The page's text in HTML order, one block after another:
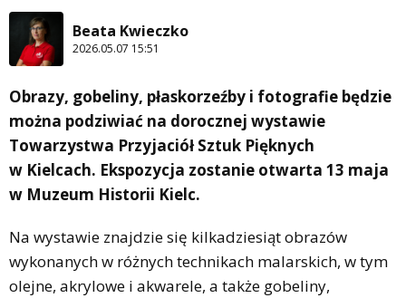
Beata Kwieczko
2026.05.07 15:51
Obrazy, gobeliny, płaskorzeźby i fotografie będzie
można podziwiać na dorocznej wystawie
Towarzystwa Przyjaciół Sztuk Pięknych
w Kielcach. Ekspozycja zostanie otwarta 13 maja
w Muzeum Historii Kielc.
Na wystawie znajdzie się kilkadziesiąt obrazów
wykonanych w różnych technikach malarskich, w tym
olejne, akrylowe i akwarele, a także gobeliny,